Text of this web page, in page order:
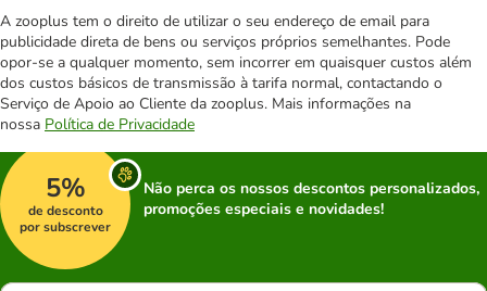
A zooplus tem o direito de utilizar o seu endereço de email para
publicidade direta de bens ou serviços próprios semelhantes. Pode
opor-se a qualquer momento, sem incorrer em quaisquer custos além
dos custos básicos de transmissão à tarifa normal, contactando o
Serviço de Apoio ao Cliente da zooplus. Mais informações na
nossa Política de Privacidade
5%
de desconto
por subscrever
Não perca os nossos descontos personalizados,
promoções especiais e novidades!